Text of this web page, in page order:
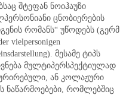
შტეფან ნოიჰაუზი
ცნობიერების
რომანს“ უწოდებს (გერმ.
vielpersonigen
მესამე ტიპს
მულტიპერსპექტიულად
ან კოლაჟური
ნაწარმოებები, რომლებშიც